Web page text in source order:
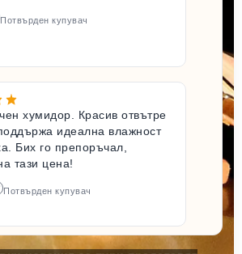
Потвърден купувач
хумидор. Красив отвътре
идеална влажност
Бих го препоръчал,
тази цена!
Потвърден купувач